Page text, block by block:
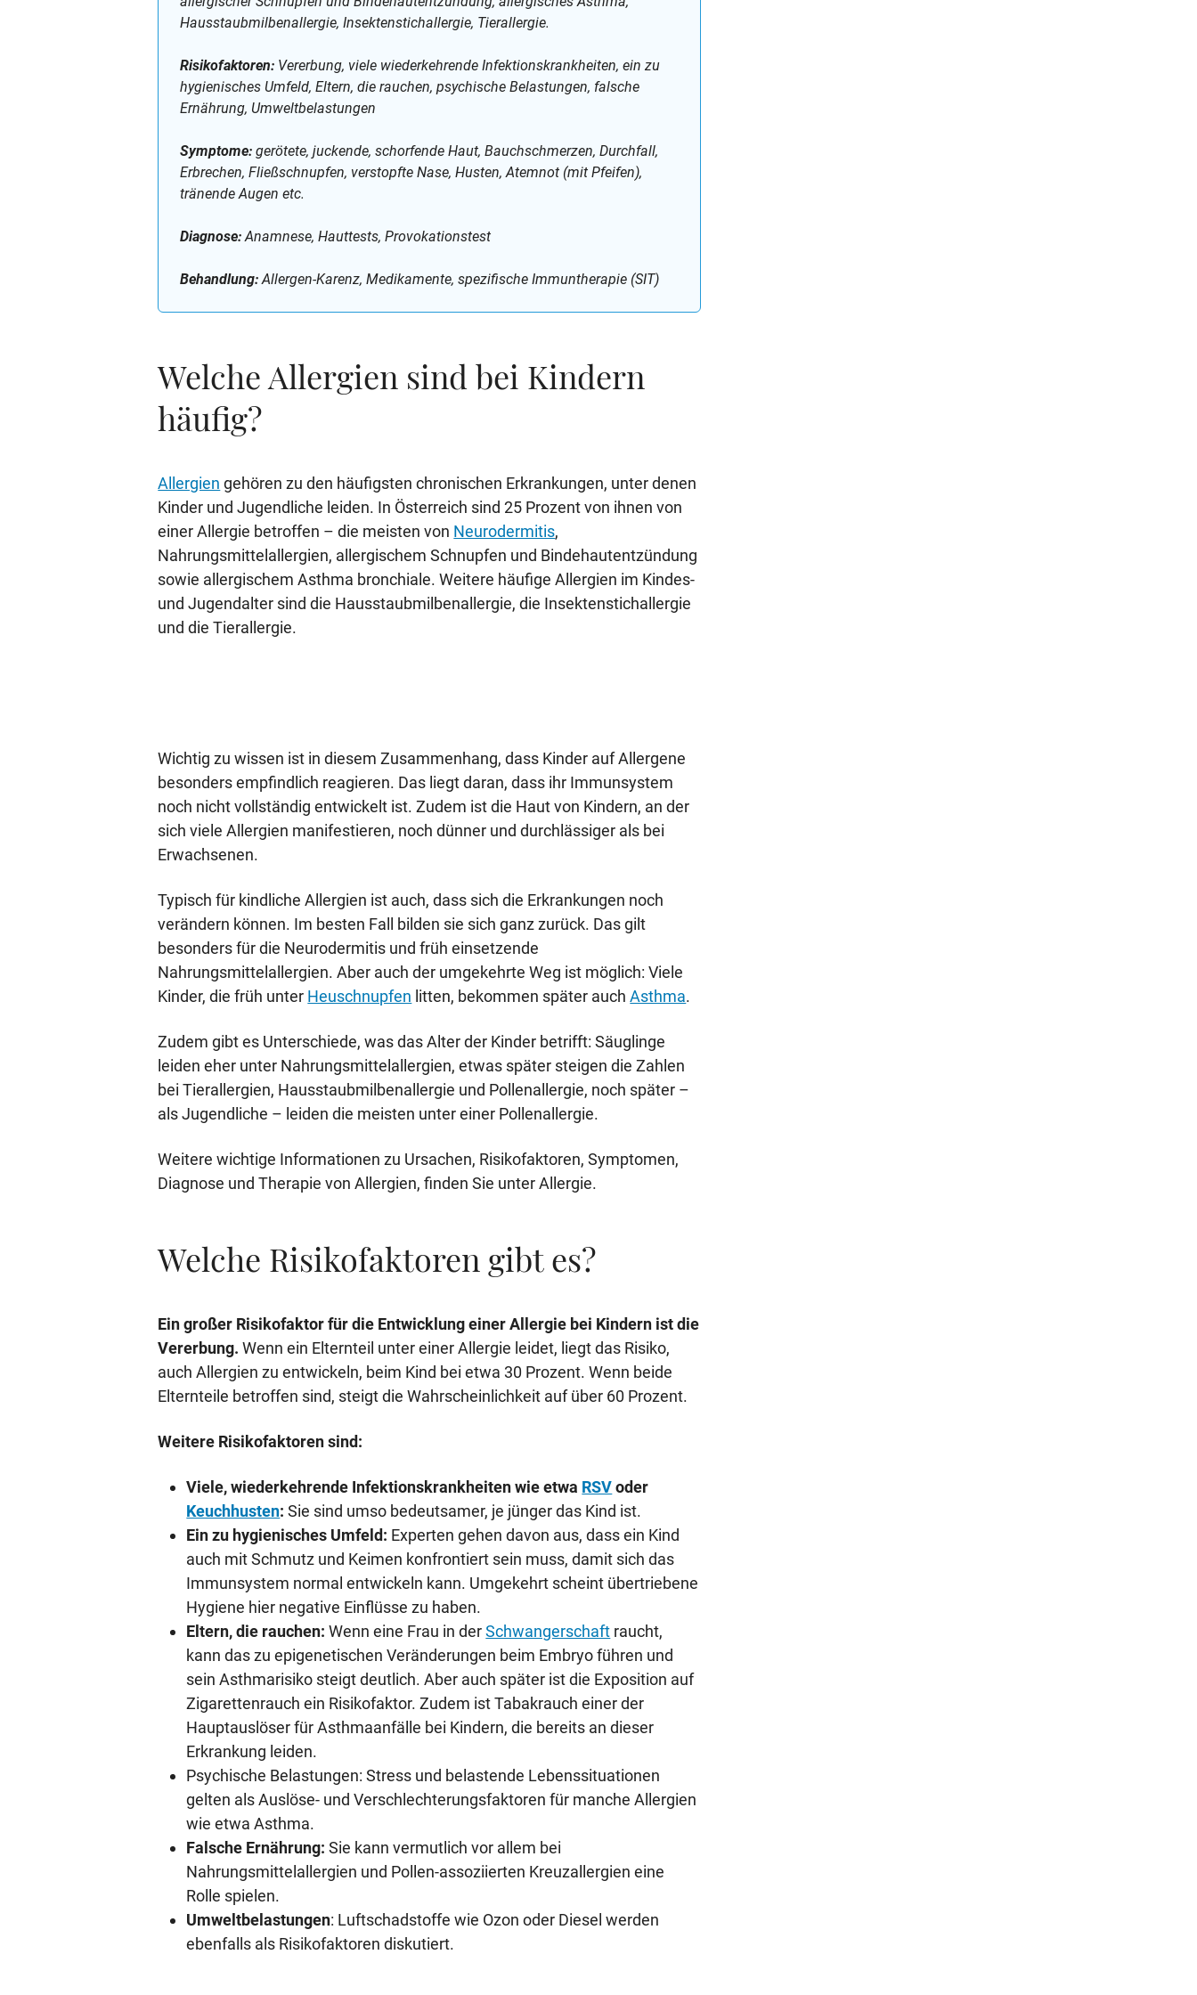
Hausstaubmilbenallergie, Insektenstichallergie, Tierallergie.
Risikofaktoren: Vererbung, viele wiederkehrende Infektionskrankheiten, ein zu
hygienisches Umfeld, Eltern, die rauchen, psychische Belastungen, falsche
Ernährung, Umweltbelastungen
Symptome: gerötete, juckende, schorfende Haut, Bauchschmerzen, Durchfall,
Erbrechen, Fließschnupfen, verstopfte Nase, Husten, Atemnot (mit Pfeifen),
tränende Augen etc.
Diagnose: Anamnese, Hauttests, Provokationstest
Behandlung: Allergen-Karenz, Medikamente, spezifische Immuntherapie (SIT)
Welche Allergien sind bei Kindern
häufig?
Allergien gehören zu den häufigsten chronischen Erkrankungen, unter denen
Kinder und Jugendliche leiden. In Österreich sind 25 Prozent von ihnen von
einer Allergie betroffen – die meisten von Neurodermitis,
Nahrungsmittelallergien, allergischem Schnupfen und Bindehautentzündung
sowie allergischem Asthma bronchiale. Weitere häufige Allergien im Kindes-
und Jugendalter sind die Hausstaubmilbenallergie, die Insektenstichallergie
und die Tierallergie.
Wichtig zu wissen ist in diesem Zusammenhang, dass Kinder auf Allergene
besonders empfindlich reagieren. Das liegt daran, dass ihr Immunsystem
noch nicht vollständig entwickelt ist. Zudem ist die Haut von Kindern, an der
sich viele Allergien manifestieren, noch dünner und durchlässiger als bei
Erwachsenen.
Typisch für kindliche Allergien ist auch, dass sich die Erkrankungen noch
verändern können. Im besten Fall bilden sie sich ganz zurück. Das gilt
besonders für die Neurodermitis und früh einsetzende
Nahrungsmittelallergien. Aber auch der umgekehrte Weg ist möglich: Viele
Kinder, die früh unter Heuschnupfen litten, bekommen später auchAsthma.
Zudem gibt es Unterschiede, was das Alter der Kinder betrifft: Säuglinge
leiden eher unter Nahrungsmittelallergien, etwas später steigen die Zahlen
bei Tierallergien, Hausstaubmilbenallergie und Pollenallergie, noch später –
als Jugendliche – leiden die meisten unter einer Pollenallergie.
Weitere wichtige Informationen zu Ursachen, Risikofaktoren, Symptomen,
Diagnose und Therapie von Allergien, finden Sie unter Allergie.
Welche Risikofaktoren gibt es?
Ein großer Risikofaktor für die Entwicklung einer Allergie bei Kindern ist die
Vererbung. Wenn ein Elternteil unter einer Allergie leidet, liegt das Risiko,
auch Allergien zu entwickeln, beim Kind bei etwa 30 Prozent. Wenn beide
Elternteile betroffen sind, steigt die Wahrscheinlichkeit auf über 60 Prozent.
Weitere Risikofaktoren sind:
Viele, wiederkehrende Infektionskrankheiten wie etwa RSVoder
Keuchhusten:Sie sind umso bedeutsamer, je jünger das Kind ist.
Ein zu hygienisches Umfeld: Experten gehen davon aus, dass ein Kind
auch mit Schmutz und Keimen konfrontiert sein muss, damit sich das
Immunsystem normal entwickeln kann. Umgekehrt scheint übertriebene
Hygiene hier negative Einflüsse zu haben.
Eltern, die rauchen: Wenn eine Frau in derSchwangerschaft raucht,
kann das zu epigenetischen Veränderungen beim Embryo führen und
sein Asthmarisiko steigt deutlich. Aber auch später ist die Exposition auf
Zigarettenrauch ein Risikofaktor. Zudem ist Tabakrauch einer der
Hauptauslöser für Asthmaanfälle bei Kindern, die bereits an dieser
Erkrankung leiden.
Psychische Belastungen: Stress und belastende Lebenssituationen
gelten als Auslöse- und Verschlechterungsfaktoren für manche Allergien
wie etwa Asthma.
Falsche Ernährung:Sie kann vermutlich vor allem bei
Nahrungsmittelallergien und Pollen-assoziierten Kreuzallergien eine
Rolle spielen.
Umweltbelastungen: Luftschadstoffe wie Ozon oder Diesel werden
ebenfalls als Risikofaktoren diskutiert.